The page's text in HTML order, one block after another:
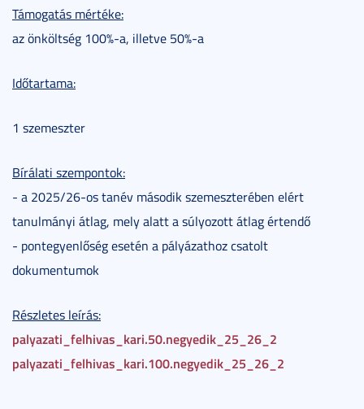
Támogatás mértéke:
az önköltség 100%-a, illetve 50%-a
Időtartama:
1 szemeszter
Bírálati szempontok:
- a 2025/26-os tanév második szemeszterében elért
tanulmányi átlag, mely alatt a súlyozott átlag értendő
- pontegyenlőség esetén a pályázathoz csatolt
dokumentumok
Részletes leírás:
palyazati_felhivas_kari.50.negyedik_25_26_2
palyazati_felhivas_kari.100.negyedik_25_26_2